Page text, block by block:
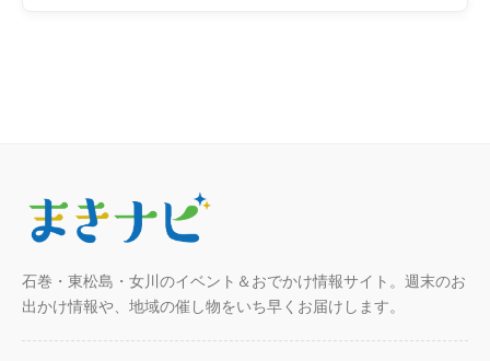
石巻・東松島・女川のイベント＆おでかけ情報サイト。週末のお
出かけ情報や、地域の催し物をいち早くお届けします。